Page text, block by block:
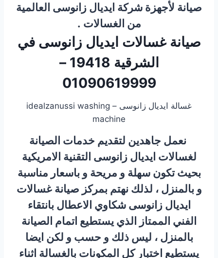
صيانة لأجهزة شركة ايديال زانوسى العالمية
من الغسالات .
صيانة غسالات ايديال زانوسى في
الشرقية 19418 –
01090619999
غسالة ايديال زانوسى – idealzanussi washing
machine
نعمل جاهدين لتقديم خدمات الصيانة
لغسالات ايديال زانوسى التقنية الامريكية
بحيث تكون سهلة و مريحة و باسعار مناسبة
و بالمنزل ، لذلك نهتم بمركز صيانة غسالات
ايديال زانوسى شكاوي الاعطال بانتقاء
الفني الممتاز الذي يستطيع اتمام الصيانة
بالمنزل ، ليس ذلك و حسب و لكن ايضا
يستطيع اختبار كل المكونات بالغسالة اثناء